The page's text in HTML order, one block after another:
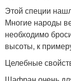
Этой специи
Многие народы
необходимо
высоты, к
Целебные